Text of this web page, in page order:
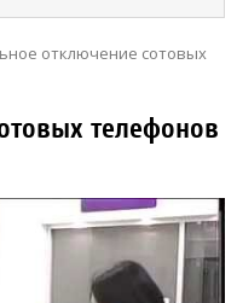
отключение сотовых
телефонов